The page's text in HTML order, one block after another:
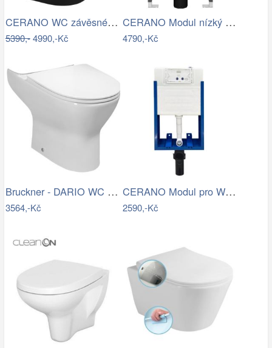
CERANO WC závěsné Cesso, Vortex + Slim…
5390,-4990,-Kč
CERANO Modul nízký pro WC závěsné Prime…
4790,-Kč
Bruckner - DARIO WC kombi mísa, Rimless…
3564,-Kč
CERANO Modul pro WC závěsné Lite - k…
2590,-Kč